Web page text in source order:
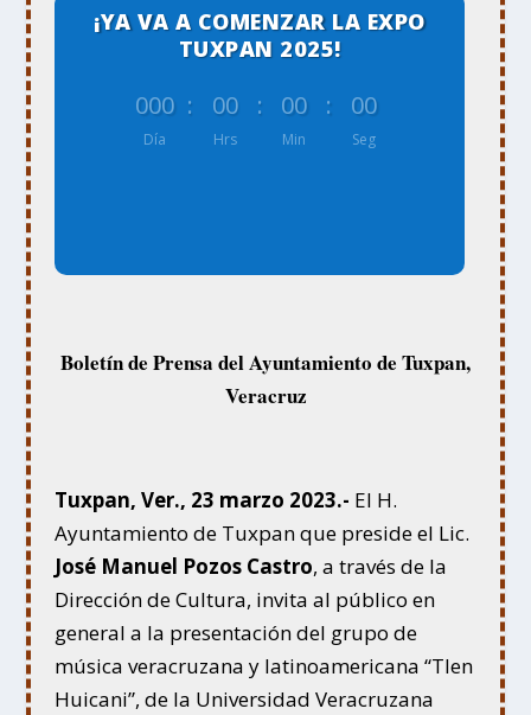
¡YA VA A COMENZAR LA EXPO
TUXPAN 2025!
000
Día
: 00
Hrs
: 00
Min
: 00
Seg
Boletín de Prensa del Ayuntamiento de Tuxpan,
Veracruz
Tuxpan, Ver., 23 marzo 2023.- El H.
Ayuntamiento de Tuxpan que preside el Lic.
José Manuel Pozos Castro, a través de la
Dirección de Cultura, invita al público en
general a la presentación del grupo de
música veracruzana y latinoamericana “Tlen
Huicani”, de la Universidad Veracruzana